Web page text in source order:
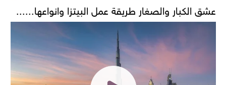
عشق الكبار والصغار طريقة عمل البيتزا وانواعها......